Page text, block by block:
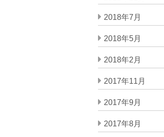
2018年7月
2018年5月
2018年2月
2017年11月
2017年9月
2017年8月